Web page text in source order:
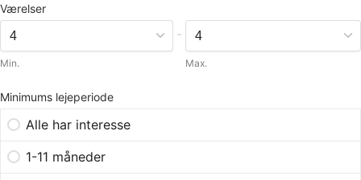
Værelser
Min.
-
Max.
Minimums lejeperiode
Alle har interesse
1-11 måneder